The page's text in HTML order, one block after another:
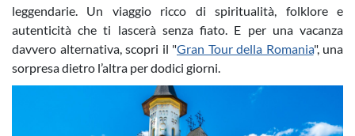
leggendarie. Un viaggio ricco di spiritualità, folklore e
autenticità che ti lascerà senza fiato. E per una vacanza
davvero alternativa, scopri il "Gran Tour della Romania", una
sorpresa dietro l’altra per dodici giorni.